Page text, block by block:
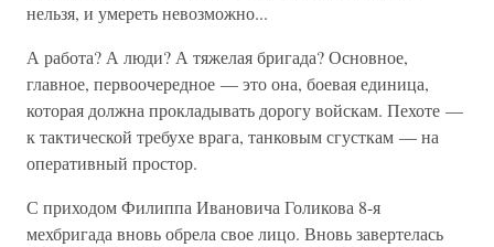
нельзя, и умереть невозможно...
А работа? А люди? А тяжелая бригада? Основное,
главное, первоочередное — это она, боевая единица,
которая должна прокладывать дорогу войскам. Пехоте —
к тактической требухе врага, танковым сгусткам — на
оперативный простор.
С приходом Филиппа Ивановича Голикова 8-я
мехбригада вновь обрела свое лицо. Вновь завертелась